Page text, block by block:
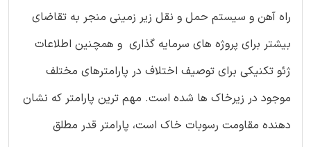
راه آهن و سیستم حمل و نقل زیر زمینی منجر به تقاضای
بیشتر برای پروژه های سرمایه گذاری و همچنین اطلاعات
ژئو تکنیکی برای توصیف اختلاف در پارامترهای مختلف
موجود در زیرخاک ها شده است. مهم ترین پارامتر که نشان
دهنده مقاومت رسوبات خاک است، پارامتر قدر مطلق